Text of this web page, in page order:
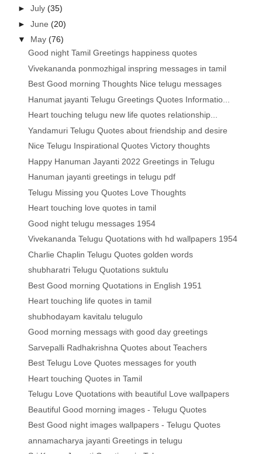
►July(35)
►June(20)
▼ May(76)
Good night Tamil Greetings happiness quotes
Vivekananda ponmozhigal inspring messages in tamil
Best Good morning Thoughts Nice telugu messages
Hanumat jayanti Telugu Greetings Quotes Informatio...
Heart touching telugu new life quotes relationship...
Yandamuri Telugu Quotes about friendship and desire
Nice Telugu Inspirational Quotes Victory thoughts
Happy Hanuman Jayanti 2022 Greetings in Telugu
Hanuman jayanti greetings in telugu pdf
Telugu Missing you Quotes Love Thoughts
Heart touching love quotes in tamil
Good night telugu messages 1954
Vivekananda Telugu Quotations with hd wallpapers 1954
Charlie Chaplin Telugu Quotes golden words
shubharatri Telugu Quotations suktulu
Best Good morning Quotations in English 1951
Heart touching life quotes in tamil
shubhodayam kavitalu telugulo
Good morning messags with good day greetings
Sarvepalli Radhakrishna Quotes about Teachers
Best Telugu Love Quotes messages for youth
Heart touching Quotes in Tamil
Telugu Love Quotations with beautiful Love wallpapers
Beautiful Good morning images - Telugu Quotes
Best Good night images wallpapers - Telugu Quotes
annamacharya jayanti Greetings in telugu